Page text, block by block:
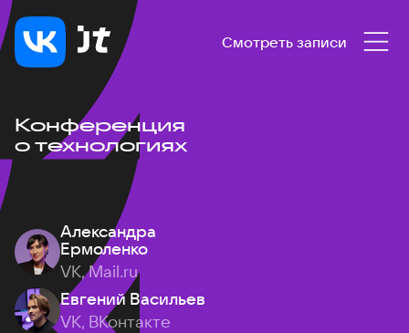
Смотреть записи
Конференция
о технологиях
Александра
Ермоленко
VK, Mail.ru
Евгений Васильев
VK, ВКонтакте